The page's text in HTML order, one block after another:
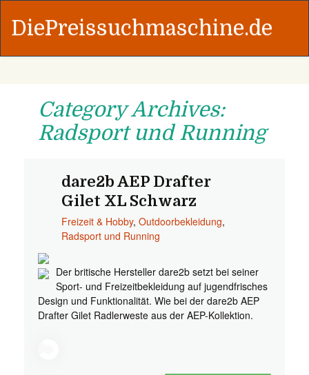
DiePreissuchmaschine.de
Category Archives:
Radsport und Running
dare2b AEP Drafter
Gilet XL Schwarz
Freizeit & Hobby, Outdoorbekleidung,
Radsport und Running
Der britische Hersteller dare2b setzt bei seiner
Sport- und Freizeitbekleidung auf jugendfrisches
Design und Funktionalität. Wie bei der dare2b AEP
Drafter Gilet Radlerweste aus der AEP-Kollektion.